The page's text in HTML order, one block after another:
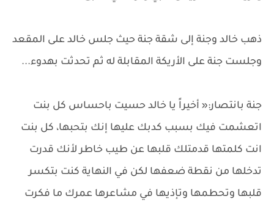
ذهب خالد وجنة إلى شقة جنة حيث جلس خالد على المقعد
وجلست جنة على الأريكة المقابلة له ثم تحدثت بهدوء...
جنة بانتصار:« أخيراً يا خالد حسيت باحساس كل بنت
اتعشمت فيك بسبب كدبك عليها إنك بتحبها، كل بنت
انت كلمتها قدمتلك قلبها عن طيب خاطر لأنك قدرت
تدخلها من نقطة ضعفها لكن في النهاية كنت بتكسر
قلبها وتحطمها وتإذيها في مشاعرها عمرك ما فكرت